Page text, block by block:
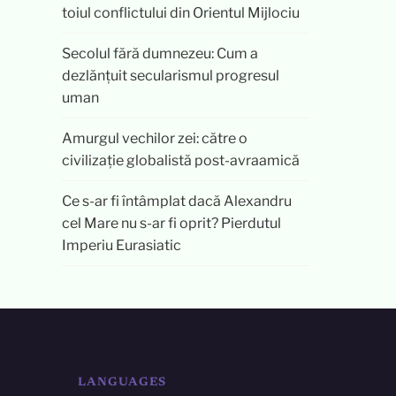
toiul conflictului din Orientul Mijlociu
Secolul fără dumnezeu: Cum a
dezlănțuit secularismul progresul
uman
Amurgul vechilor zei: către o
civilizație globalistă post-avraamică
Ce s-ar fi întâmplat dacă Alexandru
cel Mare nu s-ar fi oprit? Pierdutul
Imperiu Eurasiatic
LANGUAGES